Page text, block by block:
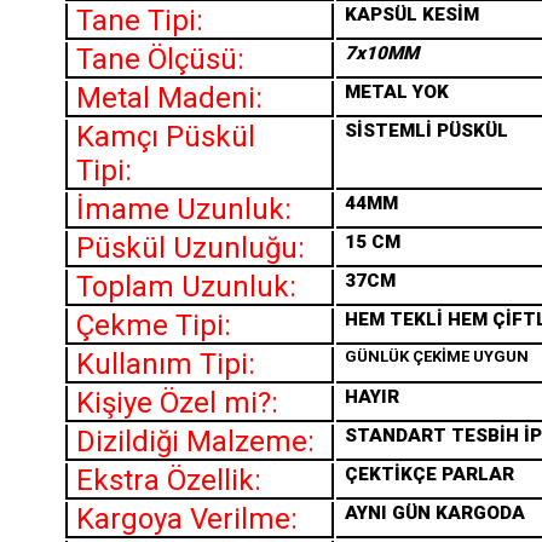
Tane Tipi: KAPSÜL KESİM
Tane Ölçüsü: 7x10MM
Metal Madeni: METAL YOK
Kamçı Püskül
Tipi:
SİSTEMLİ PÜSKÜL
İmame Uzunluk: 44MM
Püskül Uzunluğu: 15 CM
Toplam Uzunluk: 37CM
Çekme Tipi: HEM TEKLİ HEM
Kullanım Tipi: GÜNLÜK ÇEKİME UYGUN
Kişiye Özel mi?: HAYIR
Dizildiği Malzeme: STANDART TESBİH
Ekstra Özellik: ÇEKTİKÇE PARLAR
Kargoya Verilme: AYNI GÜN KARGODA